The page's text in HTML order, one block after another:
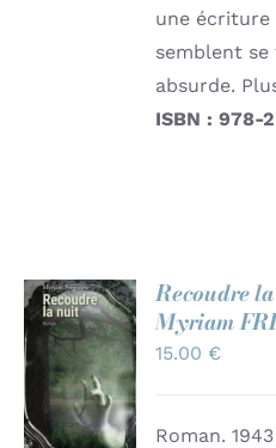
une écriture
semblent se
absurde.
ISBN : 978-
AJOUTER
AU
PANIER
/
DÉTAILS
Recoudre
Myriam
15.00 €
Roman.